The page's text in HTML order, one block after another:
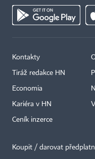
Kontakty
Tiráž redakce HN
Economia
Kariéra v HN
Ceník inzerce
Koupit / darovat